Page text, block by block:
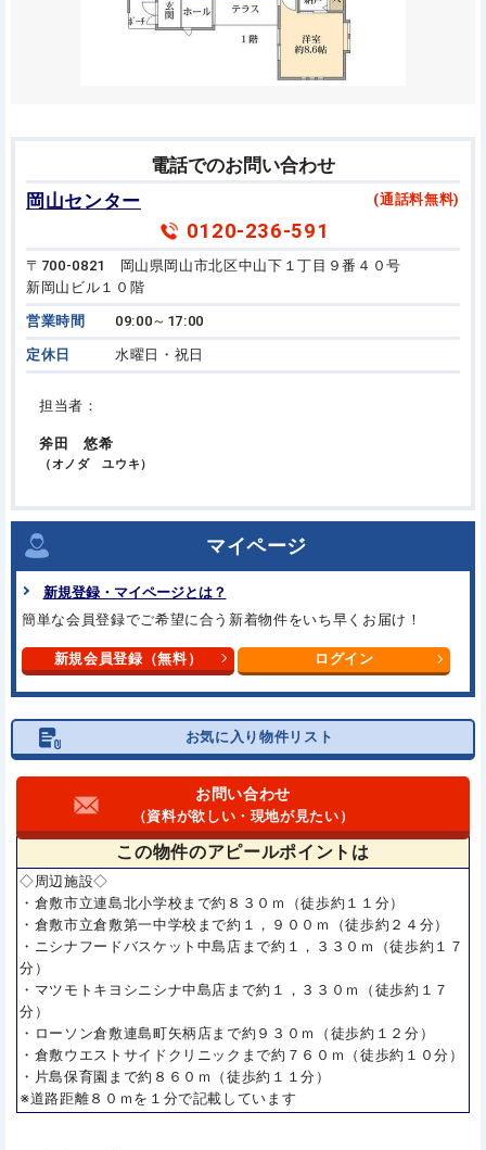
電話でのお問い合わせ
岡山センター
(通話料無料)
0120-236-591
〒700-0821 岡山県岡山市北区中山下１丁目９番４０号
新岡山ビル１０階
営業時間 09:00～17:00
定休日 水曜日・祝日
担当者：
斧田 悠希
（オノダ ユウキ）
マイページ
新規登録・マイページとは？
簡単な会員登録でご希望に合う 新着物件をいち早くお届け！
新規会員登録（無料） ログイン
お気に入り物件リスト
お問い合わせ
（資料が欲しい・現地が見たい）
この物件のアピールポイントは
◇周辺施設◇
・倉敷市立連島北小学校まで約８３０ｍ（徒歩約１１分）
・倉敷市立倉敷第一中学校まで約１，９００ｍ（徒歩約２４分）
・ニシナフードバスケット中島店まで約１，３３０ｍ（徒歩約１７
分）
・マツモトキヨシニシナ中島店まで約１，３３０ｍ（徒歩約１７
分）
・ローソン倉敷連島町矢柄店まで約９３０ｍ（徒歩約１２分）
・倉敷ウエストサイドクリニックまで約７６０ｍ（徒歩約１０分）
・片島保育園まで約８６０ｍ（徒歩約１１分）
※道路距離８０ｍを１分で記載しています